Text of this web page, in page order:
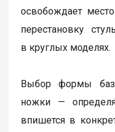
освобождает
перестановку
в круглых моделях.
Выбор формы
ножки —
впишется в